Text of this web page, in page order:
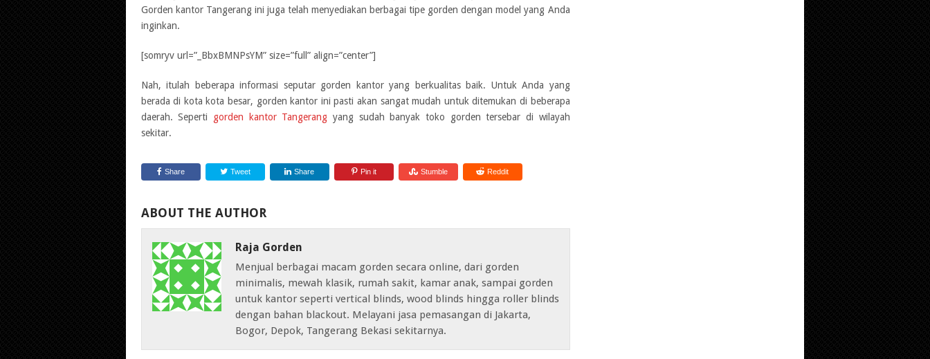
Gorden kantor Tangerang ini juga telah menyediakan berbagai tipe gorden dengan model yang Anda
inginkan.
[somryv url=”_BbxBMNPsYM” size=”full” align=”center”]
Nah, itulah beberapa informasi seputar gorden kantor yang berkualitas baik. Untuk Anda yang
berada di kota kota besar, gorden kantor ini pasti akan sangat mudah untuk ditemukan di beberapa
daerah. Seperti gorden kantor Tangerang yang sudah banyak toko gorden tersebar di wilayah
sekitar.
Share Tweet Share Pin it Stumble Reddit
ABOUT THE AUTHOR
Raja Gorden
Menjual berbagai macam gorden secara online, dari gorden
minimalis, mewah klasik, rumah sakit, kamar anak, sampai gorden
untuk kantor seperti vertical blinds, wood blinds hingga roller blinds
dengan bahan blackout. Melayani jasa pemasangan di Jakarta,
Bogor, Depok, Tangerang Bekasi sekitarnya.